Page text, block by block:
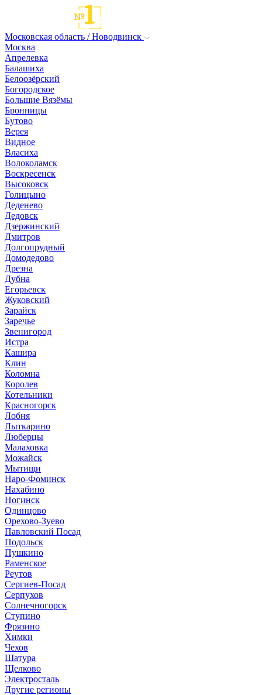
Московская область / Новодвинск
Москва
Апрелевка
Балашиха
Белоозёрский
Богородское
Большие Вязёмы
Бронницы
Бутово
Верея
Видное
Власиха
Волоколамск
Воскресенск
Высоковск
Голицыно
Деденево
Дедовск
Дзержинский
Дмитров
Долгопрудный
Домодедово
Дрезна
Дубна
Егорьевск
Жуковский
Зарайск
Заречье
Звенигород
Истра
Кашира
Клин
Коломна
Королев
Котельники
Красногорск
Лобня
Лыткарино
Люберцы
Малаховка
Можайск
Мытищи
Наро-Фоминск
Нахабино
Ногинск
Одинцово
Орехово-Зуево
Павловский Посад
Подольск
Пушкино
Раменское
Реутов
Сергиев-Посад
Серпухов
Солнечногорск
Ступино
Фрязино
Химки
Чехов
Шатура
Щелково
Электросталь
Другие регионы